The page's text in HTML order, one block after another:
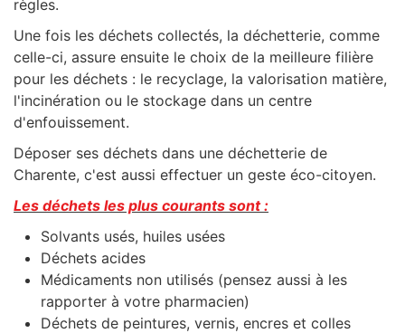
règles.
Une fois les déchets collectés, la déchetterie, comme
celle-ci, assure ensuite le choix de la meilleure filière
pour les déchets : le recyclage, la valorisation matière,
l'incinération ou le stockage dans un centre
d'enfouissement.
Déposer ses déchets dans une déchetterie de
Charente, c'est aussi effectuer un geste éco-citoyen.
Les déchets les plus courants sont :
Solvants usés, huiles usées
Déchets acides
Médicaments non utilisés (pensez aussi à les
rapporter à votre pharmacien)
Déchets de peintures, vernis, encres et colles